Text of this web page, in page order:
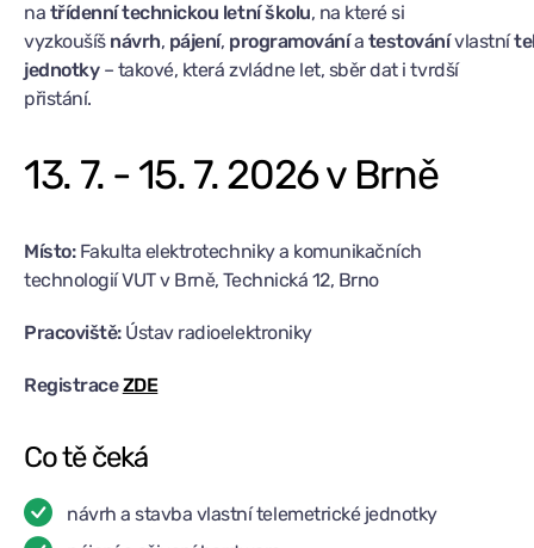
na třídenní technickou letní školu, na které si
vyzkoušíš návrh, pájení, programovánía testovánívlastní
jednotky– takové, která zvládne let, sběr dat i tvrdší
přistání.
13. 7. - 15. 7. 2026 v Brně
Místo:Fakulta elektrotechniky a komunikačních
technologií VUT v Brně, Technická 12, Brno
Pracoviště:Ústav radioelektroniky
RegistraceZDE
Co tě čeká
návrh a stavba vlastní telemetrické jednotky